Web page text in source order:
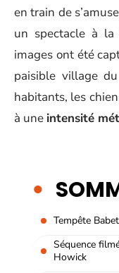
en train de
un spectacle à
images ont été
paisible village
habitants, les
à une intensité
Tempête
Séquence
Howick